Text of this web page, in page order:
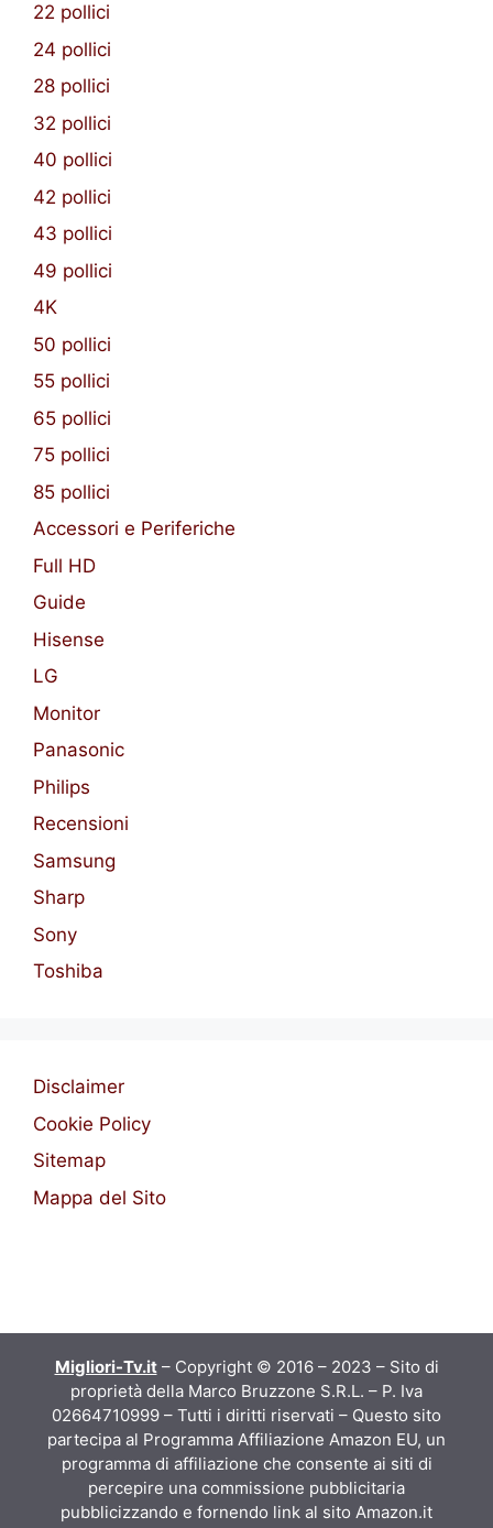
22 pollici
24 pollici
28 pollici
32 pollici
40 pollici
42 pollici
43 pollici
49 pollici
4K
50 pollici
55 pollici
65 pollici
75 pollici
85 pollici
Accessori e Periferiche
Full HD
Guide
Hisense
LG
Monitor
Panasonic
Philips
Recensioni
Samsung
Sharp
Sony
Toshiba
Disclaimer
Cookie Policy
Sitemap
Mappa del Sito
Migliori-Tv.it– Copyright © 2016 – 2023 – Sito di
proprietà della Marco Bruzzone S.R.L. – P. Iva
02664710999 – Tutti i diritti riservati – Questo sito
partecipa al Programma Affiliazione Amazon EU, un
programma di affiliazione che consente ai siti di
percepire una commissione pubblicitaria
pubblicizzando e fornendo link al sito Amazon.it